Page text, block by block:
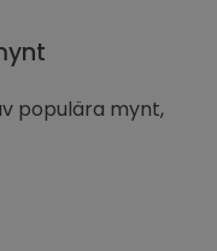
populära mynt,